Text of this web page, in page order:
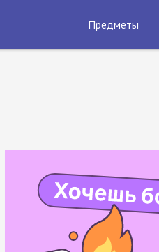
Предметы